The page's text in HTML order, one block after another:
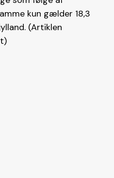
kun gælder 18,3
(Artiklen